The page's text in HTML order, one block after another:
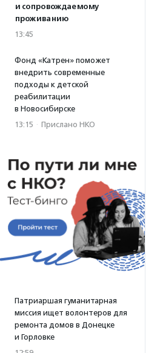
и сопровождаемому
проживанию
13:45
Фонд «Катрен» поможет
внедрить современные
подходы к детской
реабилитации
в Новосибирске
13:15 · Прислано НКО
Патриаршая гуманитарная
миссия ищет волонтеров для
ремонта домов в Донецке
и Горловке